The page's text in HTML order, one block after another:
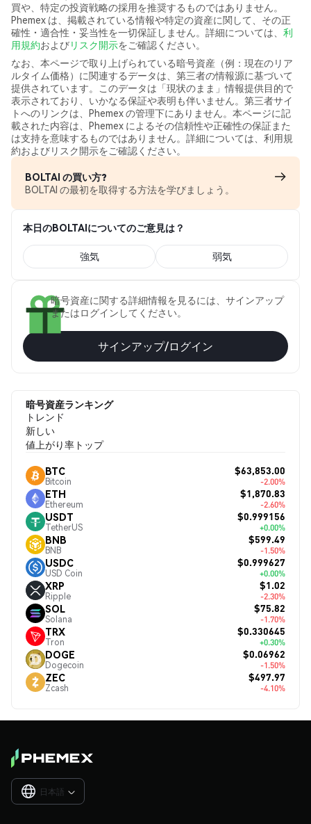
買や、特定の投資戦略の採用を推奨するものではありません。
Phemex は、掲載されている情報や特定の資産に関して、その正
確性・適合性・妥当性を一切保証しません。詳細については、 利
用規約およびリスク開示をご確認ください。
なお、本ページで取り上げられている暗号資産（例：現在のリア
ルタイム価格）に関連するデータは、第三者の情報源に基づいて
提供されています。このデータは「現状のまま」情報提供目的で
表示されており、いかなる保証や表明も伴いません。第三者サイ
トへのリンクは、Phemex の管理下にありません。本ページに記
載された内容は、Phemex によるその信頼性や正確性の保証また
は支持を意味するものではありません。詳細については、利用規
約およびリスク開示をご確認ください。
BOLTAI の買い方?
BOLTAI の最初を取得する方法を学びましょう。
本日のBOLTAIについてのご意見は？
強気 弱気
暗号資産に関する詳細情報を見るには、サインアップ
またはログインしてください。
サインアップ/ログイン
暗号資産ランキング
トレンド
新しい
値上がり率トップ
BTC
Bitcoin
$63,853.00
-2.00%
ETH
Ethereum
$1,870.83
-2.60%
USDT
TetherUS
$0.999156
+0.00%
BNB
BNB
$599.49
-1.50%
USDC
USD Coin
$0.999627
+0.00%
XRP
Ripple
$1.02
-2.30%
SOL
Solana
$75.82
-1.70%
TRX
Tron
$0.330645
+0.30%
DOGE
Dogecoin
$0.06962
-1.50%
ZEC
Zcash
$497.97
-4.10%
日本語 